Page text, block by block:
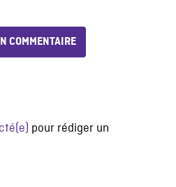
COMMENTAIRE
pour rédiger un